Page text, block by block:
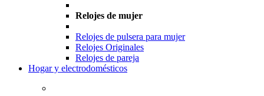
Relojes de mujer
Relojes de pulsera para mujer
Relojes Originales
Relojes de pareja
Hogar y electrodomésticos